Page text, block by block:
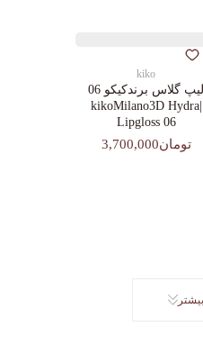
kiko
لیپ گلاس‌ برندکیکو 06
|kikoMilano3D Hydra
Lipgloss 06
تومان3,700,000